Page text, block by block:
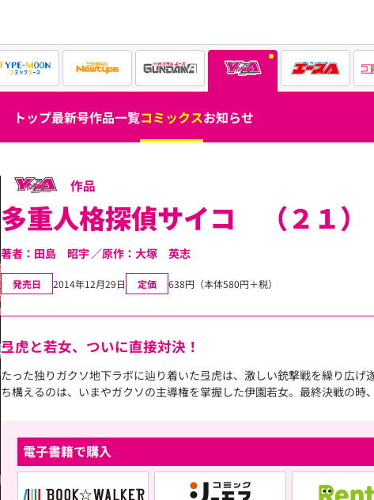
トップ最新号作品一覧コミックスお知らせ
作品
多重人格探偵サイコ （２１）
著者：田島 昭宇 原作：大塚 英志
発売日 2014年12月29日 定価 638円（本体580円＋税）
弖虎と若女、ついに直接対決！
たった独りガクソ地下ラボに辿り着いた弖虎は、激しい銃撃戦を繰り広
ち構えるのは、いまやガクソの主導権を掌握した伊園若女。最終決戦の時
電子書籍で購入